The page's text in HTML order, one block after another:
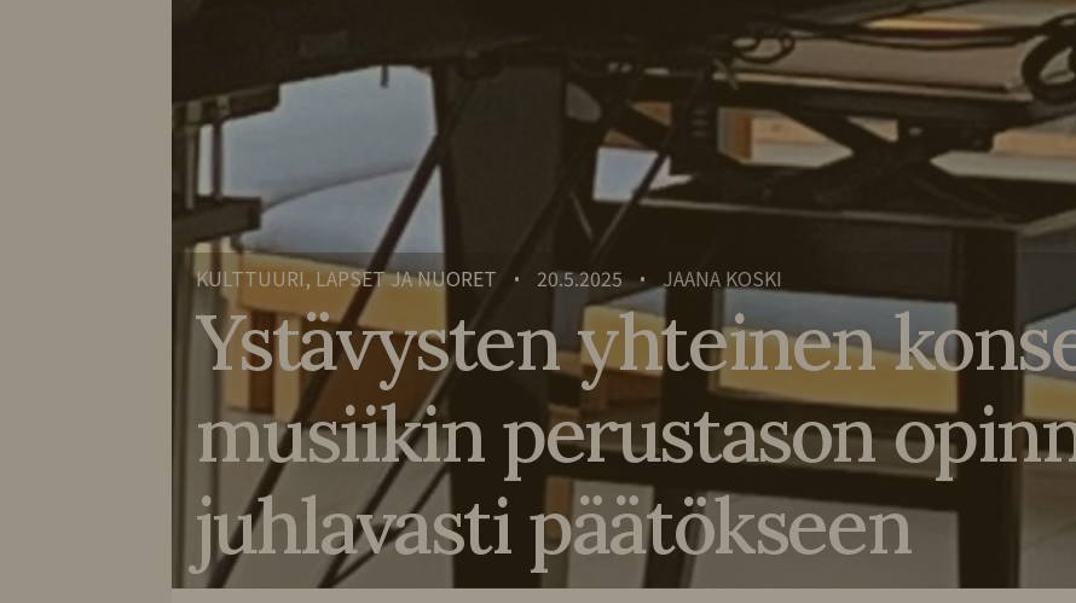
KULTTUURI, LAPSET JA NUORET • 20.5.2025 • JAANA KOSKI
Ystävysten yhteinen
musiikin perustason
juhlavasti päätökseen